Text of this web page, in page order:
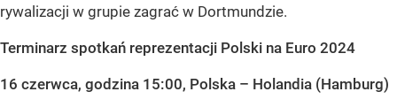
rywalizacji w grupie zagrać w Dortmundzie.
Terminarz spotkań reprezentacji Polski na Euro 2024
16 czerwca, godzina 15:00, Polska – Holandia (Hamburg)